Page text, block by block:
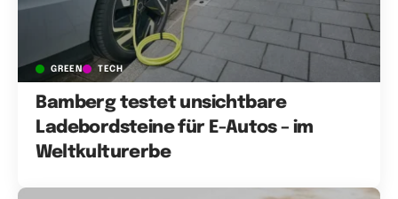
GREEN TECH
Bamberg testet unsichtbare
Ladebordsteine für E-Autos – im
Weltkulturerbe